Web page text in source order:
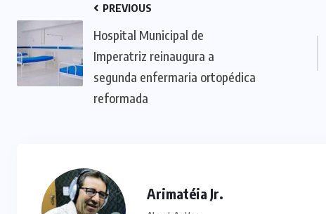
PREVIOUS
Hospital Municipal de
Imperatriz reinaugura a
segunda enfermaria ortopédica
reformada
Arimatéia Jr.